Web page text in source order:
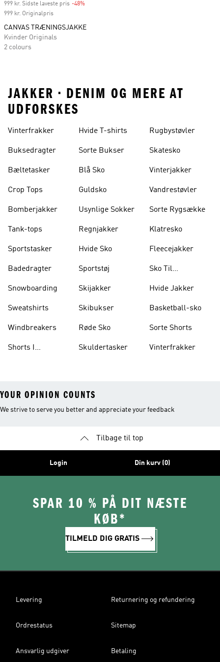
999 kr. Sidste laveste pris -48%
999 kr. Originalpris
CANVAS TRÆNINGSJAKKE
Kvinder Originals
2 colours
JAKKER • DENIM OG MERE AT
UDFORSKES
Vinterfrakker
Buksedragter
Bæltetasker
Crop Tops
Bomberjakker
Tank-tops
Sportstasker
Badedragter
Snowboarding
Sweatshirts
Windbreakers
Shorts I
Hvide T-shirts
Sorte Bukser
Blå Sko
Guldsko
Usynlige Sokker
Regnjakker
Hvide Sko
Sportstøj
Skijakker
Skibukser
Røde Sko
Skuldertasker
Rugbystøvler
Skatesko
Vinterjakker
Vandrestøvler
Sorte Rygsække
Klatresko
Fleecejakker
Sko Til
Hvide Jakker
Basketball-sko
Sorte Shorts
Vinterfrakker
YOUR OPINION COUNTS
We strive to serve you better and appreciate your feedback
Tilbage til top
Login Din kurv (0)
SPAR 10 % PÅ DIT NÆSTE
KØB*
TILMELD DIG GRATIS
Levering Returnering og refundering
Ordrestatus Sitemap
Ansvarlig udgiver Betaling